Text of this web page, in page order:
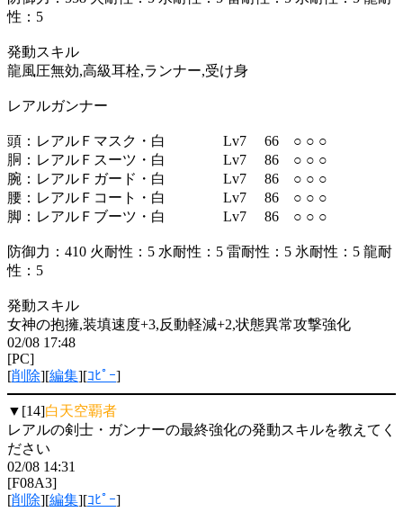
性：5
発動スキル
龍風圧無効,高級耳栓,ランナー,受け身
レアルガンナー
頭：レアルＦマスク・白 Lv7 66 ○ ○ ○
胴：レアルＦスーツ・白 Lv7 86 ○ ○ ○
腕：レアルＦガード・白 Lv7 86 ○ ○ ○
腰：レアルＦコート・白 Lv7 86 ○ ○ ○
脚：レアルＦブーツ・白 Lv7 86 ○ ○ ○
防御力：410 火耐性：5 水耐性：5 雷耐性：5 氷耐性：5 龍耐
性：5
発動スキル
女神の抱擁,装填速度+3,反動軽減+2,状態異常攻撃強化
02/08 17:48
[PC]
[削除][編集][ｺﾋﾟｰ]
▼[14]白天空覇者
レアルの剣士・ガンナーの最終強化の発動スキルを教えてく
ださい
02/08 14:31
[F08A3]
[削除][編集][ｺﾋﾟｰ]